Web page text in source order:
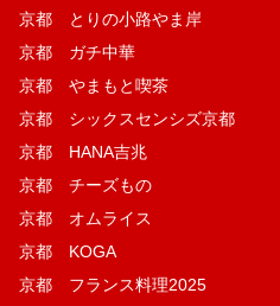
京都 とりの小路やま岸
京都 ガチ中華
京都 やまもと喫茶
京都 シックスセンシズ京都
京都 HANA吉兆
京都 チーズもの
京都 オムライス
京都 KOGA
京都 フランス料理2025